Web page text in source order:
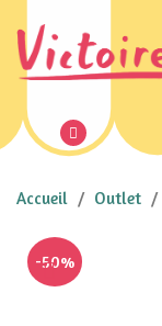
Accueil Outlet
-50%